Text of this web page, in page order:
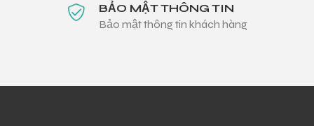
BẢO MẬT THÔNG TIN
Bảo mật thông tin khách hàng